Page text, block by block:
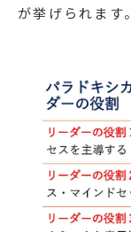
が挙げられます。